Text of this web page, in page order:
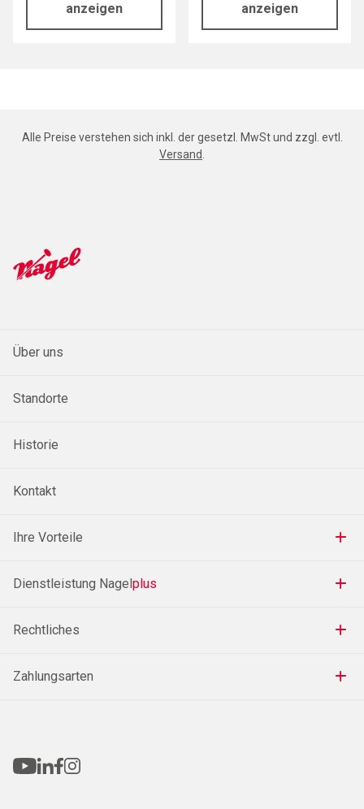
anzeigen
anzeigen
Alle Preise verstehen sich inkl. der gesetzl. MwSt und zzgl. evtl.
Versand
Über uns
Standorte
Historie
Kontakt
Ihre Vorteile
Dienstleistung Nagelplus
Rechtliches
Zahlungsarten